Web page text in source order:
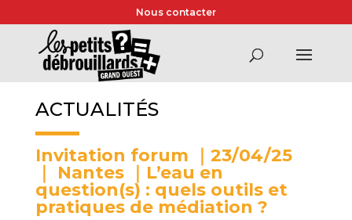
Nous contacter
ACTUALITÉS
Invitation forum ｜23/04/25
｜ Nantes ｜L’eau en
question(s) : quels outils et
pratiques de médiation ?